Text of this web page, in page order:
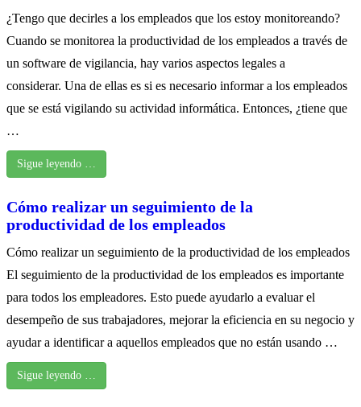
¿Tengo que decirles a los empleados que los estoy monitoreando?
Cuando se monitorea la productividad de los empleados a través de
un software de vigilancia, hay varios aspectos legales a
considerar. Una de ellas es si es necesario informar a los empleados
que se está vigilando su actividad informática. Entonces, ¿tiene que
…
Sigue leyendo …
Cómo realizar un seguimiento de la
productividad de los empleados
Cómo realizar un seguimiento de la productividad de los empleados
El seguimiento de la productividad de los empleados es importante
para todos los empleadores. Esto puede ayudarlo a evaluar el
desempeño de sus trabajadores, mejorar la eficiencia en su negocio y
ayudar a identificar a aquellos empleados que no están usando …
Sigue leyendo …